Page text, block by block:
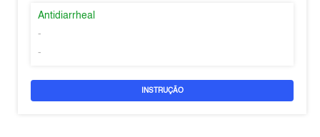
Antidiarrheal
-
-
INSTRUÇÃO